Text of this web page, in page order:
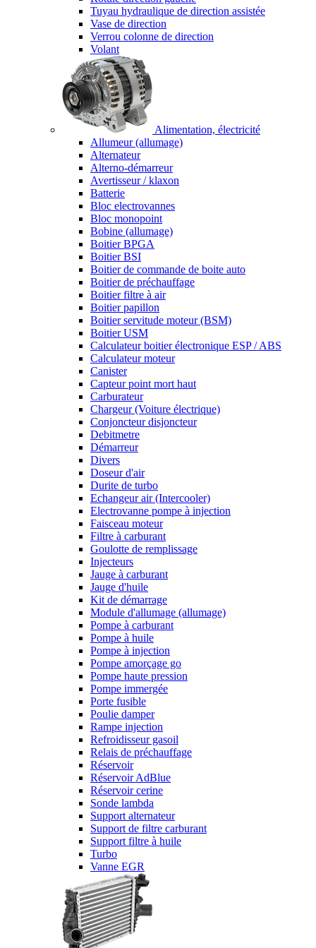
Tuyau hydraulique de direction assistée
Vase de direction
Verrou colonne de direction
Volant
Alimentation, électricité
Allumeur (allumage)
Alternateur
Alterno-démarreur
Avertisseur / klaxon
Batterie
Bloc electrovannes
Bloc monopoint
Bobine (allumage)
Boitier BPGA
Boitier BSI
Boitier de commande de boite auto
Boitier de préchauffage
Boitier filtre à air
Boitier papillon
Boitier servitude moteur (BSM)
Boitier USM
Calculateur boitier électronique ESP / ABS
Calculateur moteur
Canister
Capteur point mort haut
Carburateur
Chargeur (Voiture électrique)
Conjoncteur disjoncteur
Debitmetre
Démarreur
Divers
Doseur d'air
Durite de turbo
Echangeur air (Intercooler)
Electrovanne pompe à injection
Faisceau moteur
Filtre à carburant
Goulotte de remplissage
Injecteurs
Jauge à carburant
Jauge d'huile
Kit de démarrage
Module d'allumage (allumage)
Pompe à carburant
Pompe à huile
Pompe à injection
Pompe amorçage go
Pompe haute pression
Pompe immergée
Porte fusible
Poulie damper
Rampe injection
Refroidisseur gasoil
Relais de préchauffage
Réservoir
Réservoir AdBlue
Réservoir cerine
Sonde lambda
Support alternateur
Support de filtre carburant
Support filtre à huile
Turbo
Vanne EGR